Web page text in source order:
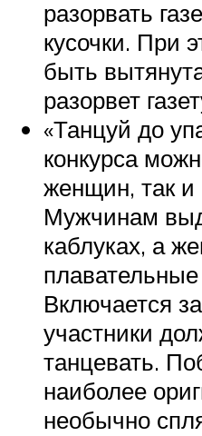
разорвать
кусочки. При
быть
разорвет
«Танцуй до
конкурса
женщин, так
Мужчинам
каблуках, а
Включается
участники
танцевать.
наиболее
необычно